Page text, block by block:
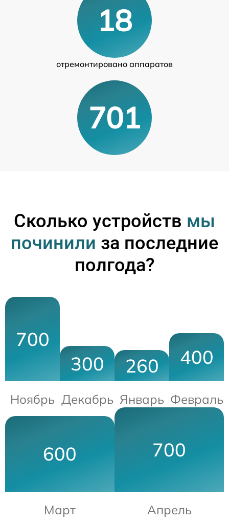
18
отремонтировано аппаратов
701
Сколько устройств мы
починили за последние
полгода?
700
Ноябрь
300
Декабрь
260
Январь
400
Февраль
600
Март
700
Апрель